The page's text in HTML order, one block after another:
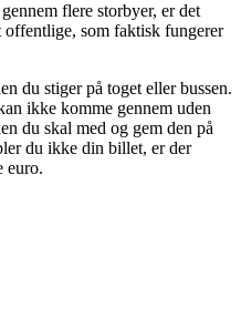
flere storbyer, er det
som faktisk fungerer
du stiger på toget eller bussen.
ikke komme gennem uden
du skal med og gem den på
du ikke din billet, er der
euro.